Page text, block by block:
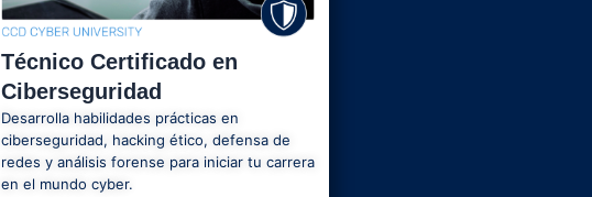
Técnico Certificado en
Ciberseguridad
Desarrolla habilidades prácticas en
ciberseguridad, hacking ético, defensa de
redes y análisis forense para iniciar tu carrera
en el mundo cyber.